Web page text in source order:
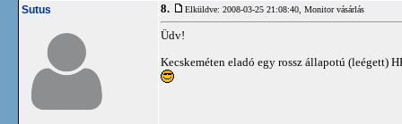
Sutus
8. Elküldve: 2008-03-25 21:08:40, Monitor vásárlás
Üdv!
Kecskeméten eladó egy rossz állapotú (leégett)